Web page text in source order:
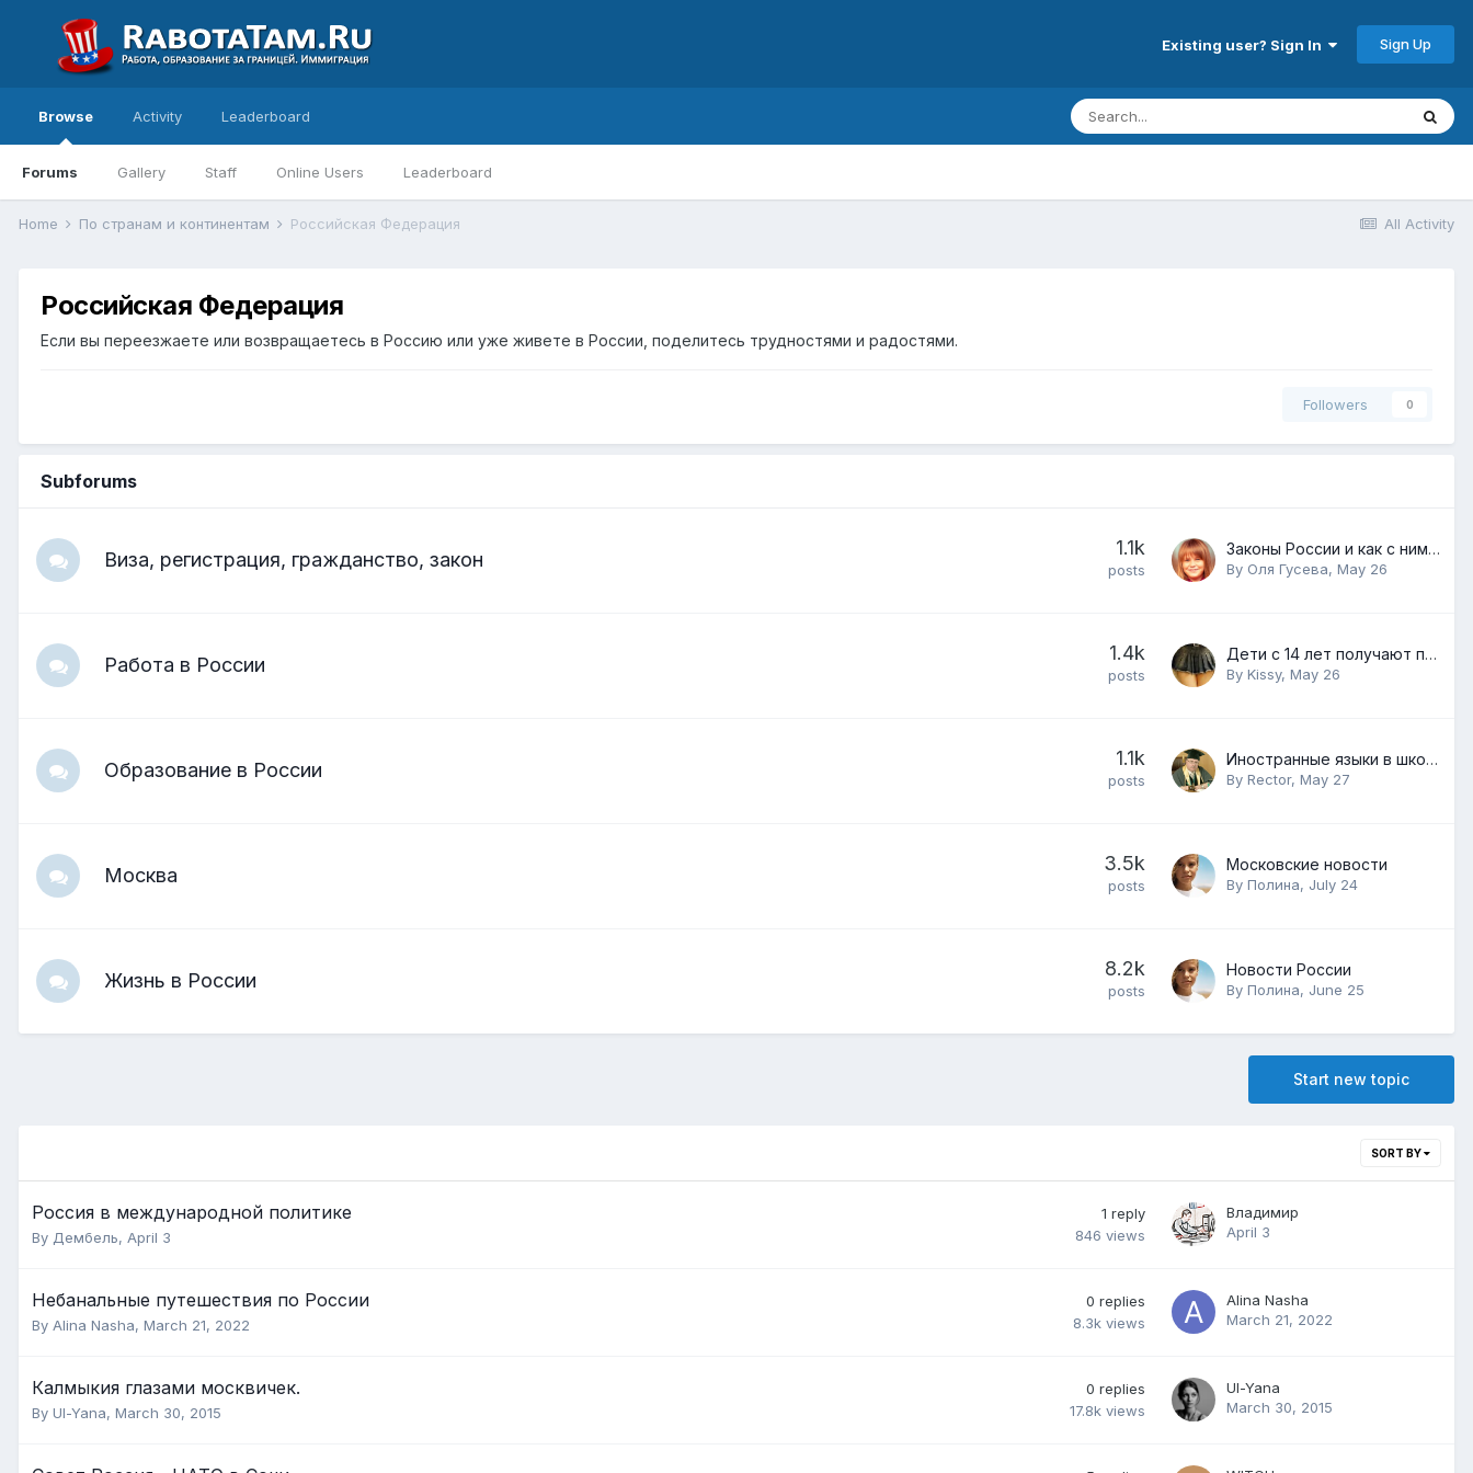
Existing user? Sign In Sign Up
Browse
Forums Gallery Staff Online Users Leaderboard
Activity Leaderboard
All Activity
Home По странам и континентам Российская Федерация
Российская Федерация
Если вы переезжаете или возвращаетесь в Россию или уже живете в России, поделитесь трудностями и радостями.
Followers 0
Subforums
Виза, регистрация, гражданство, закон
1.1k
posts
Законы России и как с ними жить
By Оля Гусева, May 26
Работа в России
1.4k
posts
Дети с 14 лет получают право на работу
By Kissy, May 26
Образование в России
1.1k
posts
Иностранные языки в школах
By Rector, May 27
Москва
3.5k
posts
Московские новости
By Полина, July 24
Жизнь в России
8.2k
posts
Новости России
By Полина, June 25
Start new topic
SORT BY
Россия в международной политике
By Дембель, April 3
1 reply
846 views
Владимир
April 3
Небанальные путешествия по России
By Alina Nasha, March 21, 2022
0 replies
8.3k views
Alina Nasha
March 21, 2022
Калмыкия глазами москвичек.
By Ul-Yana, March 30, 2015
0 replies
17.8k views
Ul-Yana
March 30, 2015